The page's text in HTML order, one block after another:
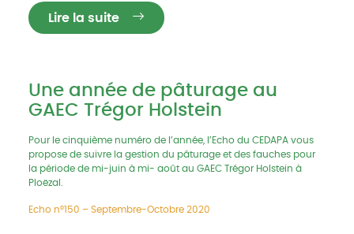
Lire la suite
Une année de pâturage au
GAEC Trégor Holstein
Pour le cinquième numéro de l’année, l’Echo du CEDAPA vous
propose de suivre la gestion du pâturage et des fauches pour
la période de mi-juin à mi- août au GAEC Trégor Holstein à
Ploëzal.
Echo n°150 – Septembre-Octobre 2020